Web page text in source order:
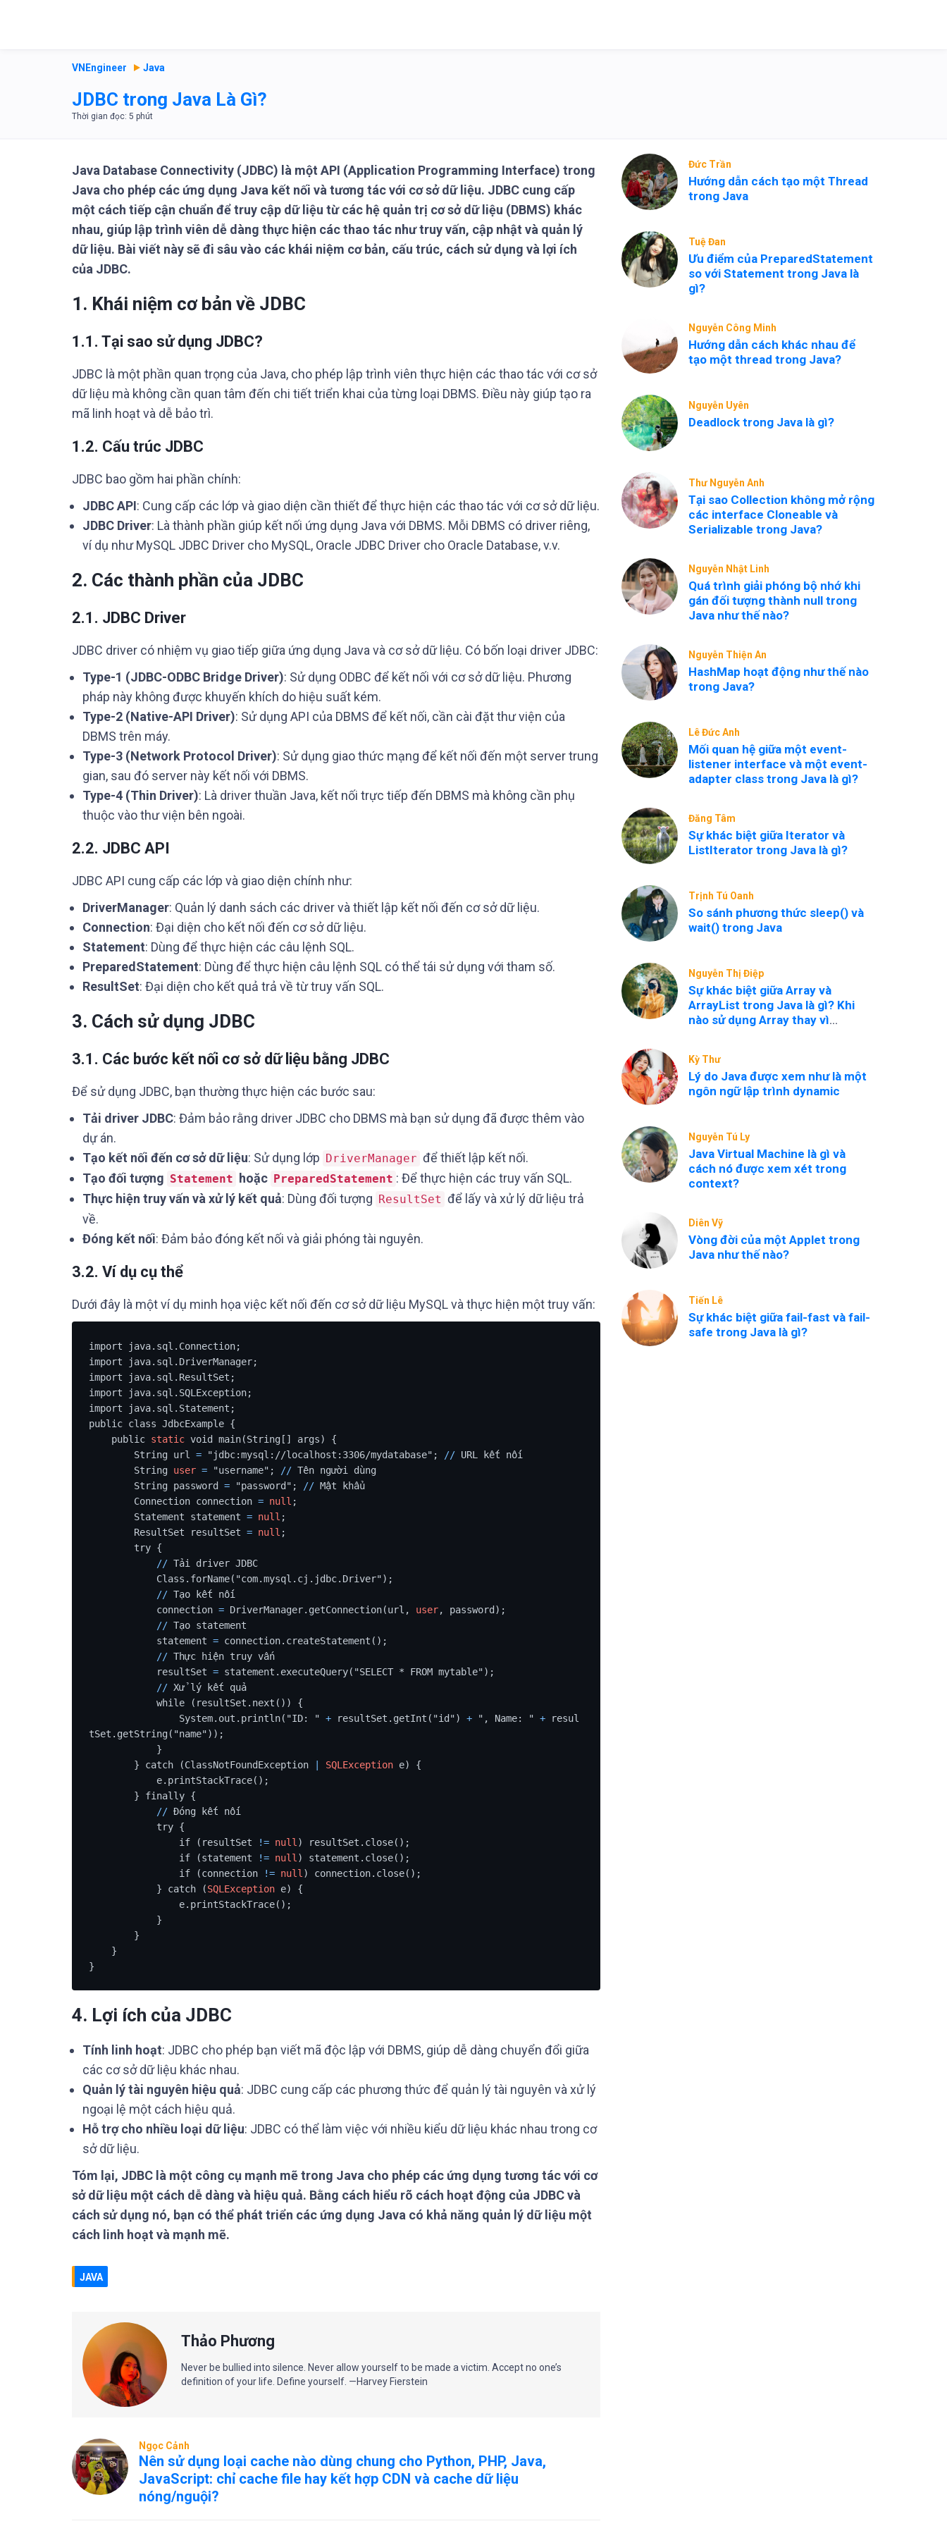
VNEngineer Java
JDBC trong Java Là Gì?
Java Database Connectivity (JDBC) là một API (Application Programming Interface) trong
Java cho phép các ứng dụng Java kết nối và tương tác với cơ sở dữ liệu. JDBC cung cấp
một cách tiếp cận chuẩn để truy cập dữ liệu từ các hệ quản trị cơ sở dữ liệu (DBMS) khác
nhau, giúp lập trình viên dễ dàng thực hiện các thao tác như truy vấn, cập nhật và quản lý
dữ liệu. Bài viết này sẽ đi sâu vào các khái niệm cơ bản, cấu trúc, cách sử dụng và lợi ích
của JDBC.
1. Khái niệm cơ bản về JDBC
1.1. Tại sao sử dụng JDBC?
JDBC là một phần quan trọng của Java, cho phép lập trình viên thực hiện các thao tác với cơ sở
dữ liệu mà không cần quan tâm đến chi tiết triển khai của từng loại DBMS. Điều này giúp tạo ra
mã linh hoạt và dễ bảo trì.
1.2. Cấu trúc JDBC
JDBC bao gồm hai phần chính:
JDBC API: Cung cấp các lớp và giao diện cần thiết để thực hiện các thao tác với cơ sở dữ liệu.
JDBC Driver: Là thành phần giúp kết nối ứng dụng Java với DBMS. Mỗi DBMS có driver riêng,
ví dụ như MySQL JDBC Driver cho MySQL, Oracle JDBC Driver cho Oracle Database, v.v.
2. Các thành phần của JDBC
2.1. JDBC Driver
JDBC driver có nhiệm vụ giao tiếp giữa ứng dụng Java và cơ sở dữ liệu. Có bốn loại driver JDBC:
Type-1 (JDBC-ODBC Bridge Driver): Sử dụng ODBC để kết nối với cơ sở dữ liệu. Phương
pháp này không được khuyến khích do hiệu suất kém.
Type-2 (Native-API Driver): Sử dụng API của DBMS để kết nối, cần cài đặt thư viện của
DBMS trên máy.
Type-3 (Network Protocol Driver): Sử dụng giao thức mạng để kết nối đến một server trung
gian, sau đó server này kết nối với DBMS.
Type-4 (Thin Driver): Là driver thuần Java, kết nối trực tiếp đến DBMS mà không cần phụ
thuộc vào thư viện bên ngoài.
2.2. JDBC API
JDBC API cung cấp các lớp và giao diện chính như:
DriverManager: Quản lý danh sách các driver và thiết lập kết nối đến cơ sở dữ liệu.
Connection: Đại diện cho kết nối đến cơ sở dữ liệu.
Statement: Dùng để thực hiện các câu lệnh SQL.
PreparedStatement: Dùng để thực hiện câu lệnh SQL có thể tái sử dụng với tham số.
ResultSet: Đại diện cho kết quả trả về từ truy vấn SQL.
3. Cách sử dụng JDBC
3.1. Các bước kết nối cơ sở dữ liệu bằng JDBC
Để sử dụng JDBC, bạn thường thực hiện các bước sau:
Tải driver JDBC: Đảm bảo rằng driver JDBC cho DBMS mà bạn sử dụng đã được thêm vào
dự án.
Tạo kết nối đến cơ sở dữ liệu: Sử dụng lớp DriverManager để thiết lập kết nối.
Tạo đối tượng Statement hoặc PreparedStatement : Để thực hiện các truy vấn SQL.
Thực hiện truy vấn và xử lý kết quả: Dùng đối tượng ResultSet để lấy và xử lý dữ liệu trả
về.
Đóng kết nối: Đảm bảo đóng kết nối và giải phóng tài nguyên.
3.2. Ví dụ cụ thể
Dưới đây là một ví dụ minh họa việc kết nối đến cơ sở dữ liệu MySQL và thực hiện một truy vấn:
import java.sql.Connection;
import java.sql.DriverManager;
import java.sql.ResultSet;
import java.sql.SQLException;
import java.sql.Statement;
public class JdbcExample {
    public
static void main(String[] args) {
        String url
= "jdbc:mysql://localhost:3306/mydatabase"; // URL kết nối
        String
user = "username"; // Tên người dùng
        String password
= "password"; // Mật khẩu
        Connection connection
= null ;
        Statement statement
= null ;
        ResultSet resultSet
= null ;
// Tải driver JDBC
// Tạo kết nối
            connection
= DriverManager.getConnection(url, user, password);
// Tạo statement
            statement
= connection.createStatement();
// Thực hiện truy vấn
            resultSet
= statement.executeQuery("SELECT * FROM mytable");
// Xử lý kết quả
                System.out.println("ID: "
+ resultSet.getInt("id") + ", Name: " + resul
tSet.getString("name"));
        } catch (ClassNotFoundException
| SQLException e) {
// Đóng kết nối
                if (resultSet
!= null ) resultSet.close();
                if (statement
!= null ) statement.close();
                if (connection
!= null ) connection.close();
            } catch (
SQLException e) {
}
4. Lợi ích của JDBC
Tính linh hoạt: JDBC cho phép bạn viết mã độc lập với DBMS, giúp dễ dàng chuyển đổi giữa
các cơ sở dữ liệu khác nhau.
Quản lý tài nguyên hiệu quả: JDBC cung cấp các phương thức để quản lý tài nguyên và xử lý
ngoại lệ một cách hiệu quả.
Hỗ trợ cho nhiều loại dữ liệu: JDBC có thể làm việc với nhiều kiểu dữ liệu khác nhau trong cơ
sở dữ liệu.
Tóm lại, JDBC là một công cụ mạnh mẽ trong Java cho phép các ứng dụng tương tác với cơ
sở dữ liệu một cách dễ dàng và hiệu quả. Bằng cách hiểu rõ cách hoạt động của JDBC và
cách sử dụng nó, bạn có thể phát triển các ứng dụng Java có khả năng quản lý dữ liệu một
cách linh hoạt và mạnh mẽ.
JAVA
Thảo Phương
Never be bullied into silence. Never allow yourself to be made a victim. Accept no one’s
definition of your life. Define yourself. —Harvey Fierstein
Ngọc Cảnh
Nên sử dụng loại cache nào dùng chung cho Python, PHP, Java,
JavaScript: chỉ cache file hay kết hợp CDN và cache dữ liệu
nóng/nguội?
Đức Trần
Hướng dẫn cách tạo một Thread
trong Java
Tuệ Đan
Ưu điểm của PreparedStatement
so với Statement trong Java là
gì?
Nguyễn Công Minh
Hướng dẫn cách khác nhau để
tạo một thread trong Java?
Nguyễn Uyên
Deadlock trong Java là gì?
Thư Nguyễn Anh
Tại sao Collection không mở rộng
các interface Cloneable và
Serializable trong Java?
Nguyễn Nhật Linh
Quá trình giải phóng bộ nhớ khi
gán đối tượng thành null trong
Java như thế nào?
Nguyễn Thiện An
HashMap hoạt động như thế nào
trong Java?
Lê Đức Anh
Mối quan hệ giữa một event-
listener interface và một event-
adapter class trong Java là gì?
Đăng Tâm
Sự khác biệt giữa Iterator và
ListIterator trong Java là gì?
Trịnh Tú Oanh
So sánh phương thức sleep() và
wait() trong Java
Nguyễn Thị Điệp
Sự khác biệt giữa Array và
ArrayList trong Java là gì? Khi
nào sử dụng Array thay vì
Kỳ Thư
Lý do Java được xem như là một
ngôn ngữ lập trình dynamic
Nguyễn Tú Ly
Java Virtual Machine là gì và
cách nó được xem xét trong
context?
Diên Vỹ
Vòng đời của một Applet trong
Java như thế nào?
Tiến Lê
Sự khác biệt giữa fail-fast và fail-
safe trong Java là gì?